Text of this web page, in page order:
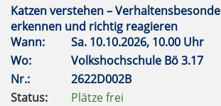
Katzen verstehen –
erkennen und richtig reagieren
Wann:
Sa. 10.10.2026, 10.00 Uhr
Wo:
Volkshochschule Bö 3.17
Nr.:
2622D002B
Status:
Plätze frei